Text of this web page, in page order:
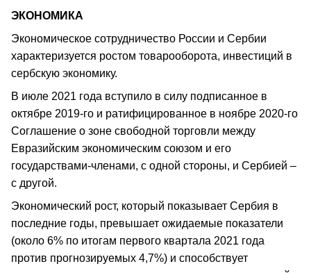
ЭКОНОМИКА
Экономическое сотрудничество России и Сербии
характеризуется ростом товарооборота, инвестиций в
сербскую экономику.
В июле 2021 года вступило в силу подписанное в
октябре 2019-го и ратифицированное в ноябре 2020-го
Соглашение о зоне свободной торговли между
Евразийским экономическим союзом и его
государствами-членами, с одной стороны, и Сербией –
с другой.
Экономический рост, который показывает Сербия в
последние годы, превышает ожидаемые показатели
(около 6% по итогам первого квартала 2021 года
против прогнозируемых 4,7%) и способствует